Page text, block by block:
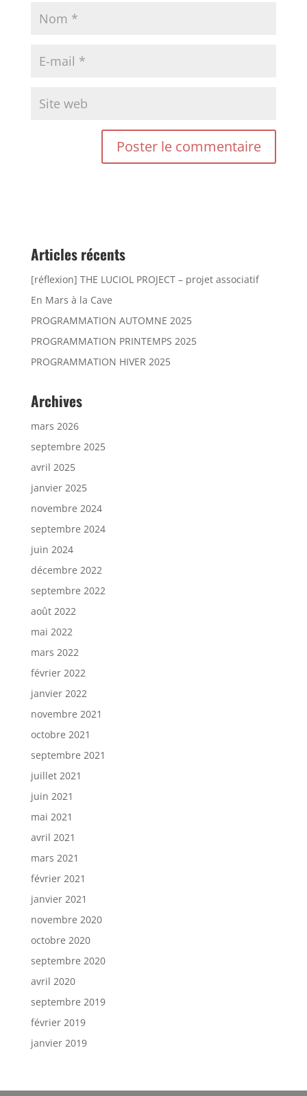
Articles récents
[réflexion] THE LUCIOL PROJECT – projet associatif
En Mars à la Cave
PROGRAMMATION AUTOMNE 2025
PROGRAMMATION PRINTEMPS 2025
PROGRAMMATION HIVER 2025
Archives
mars 2026
septembre 2025
avril 2025
janvier 2025
novembre 2024
septembre 2024
juin 2024
décembre 2022
septembre 2022
août 2022
mai 2022
mars 2022
février 2022
janvier 2022
novembre 2021
octobre 2021
septembre 2021
juillet 2021
juin 2021
mai 2021
avril 2021
mars 2021
février 2021
janvier 2021
novembre 2020
octobre 2020
septembre 2020
avril 2020
septembre 2019
février 2019
janvier 2019